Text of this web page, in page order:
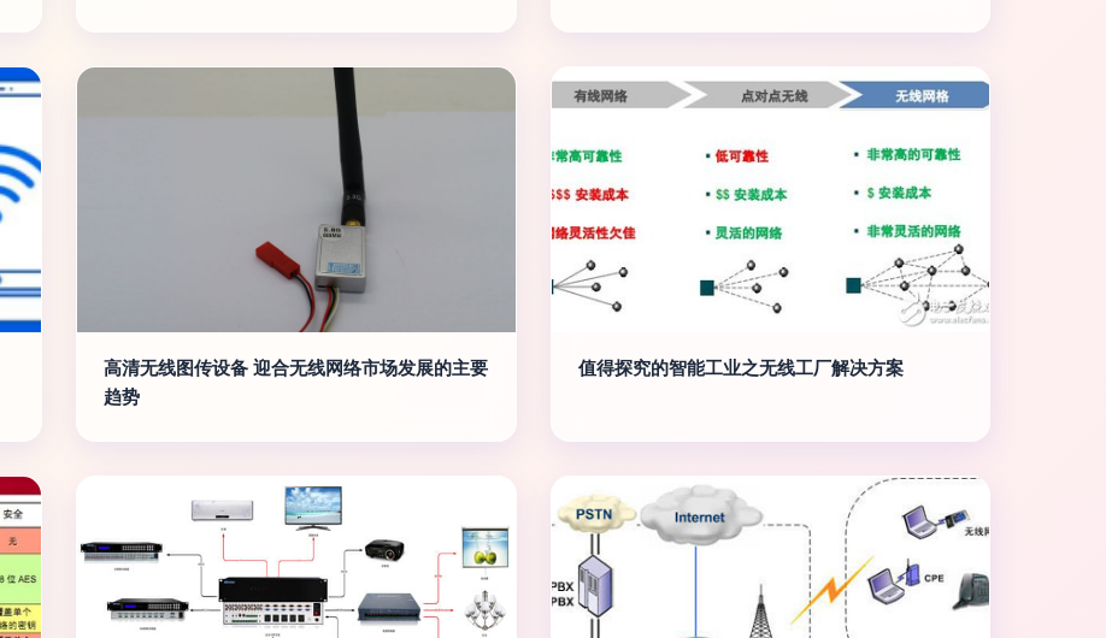
高清无线图传设备 迎合无线网络市场发展的主要
趋势
值得探究的智能工业之无线工厂解决方案